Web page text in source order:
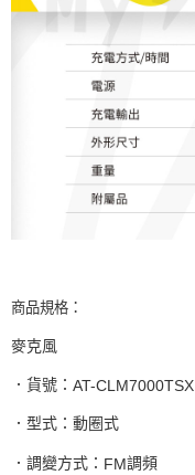
商品規格：
麥克風
．貨號： AT-CLM7000TSX
．型式：動圈式
．調變方式： FM調頻